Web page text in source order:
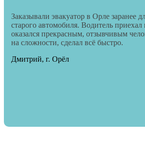
Заказывали эвакуатор в Орле заранее
старого автомобиля. Водитель приехал
оказался прекрасным, отзывчивым
на сложности, сделал всё быстро.
Дмитрий, г. Орёл